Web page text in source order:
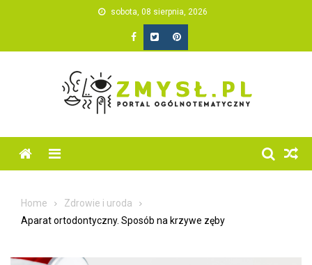
sobota, 08 sierpnia, 2026
Home
Zdrowie i uroda
Aparat ortodontyczny. Sposób na krzywe zęby